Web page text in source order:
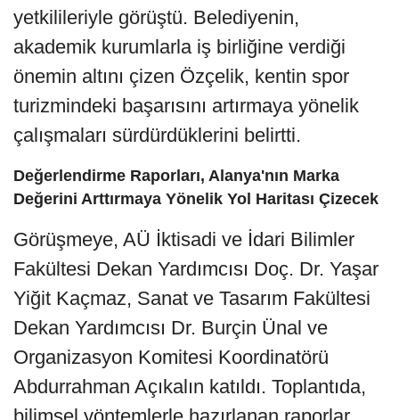
yetkilileriyle görüştü. Belediyenin,
akademik kurumlarla iş birliğine verdiği
önemin altını çizen Özçelik, kentin spor
turizmindeki başarısını artırmaya yönelik
çalışmaları sürdürdüklerini belirtti.
Değerlendirme Raporları, Alanya'nın Marka
Değerini Arttırmaya Yönelik Yol Haritası Çizecek
Görüşmeye, AÜ İktisadi ve İdari Bilimler
Fakültesi Dekan Yardımcısı Doç. Dr. Yaşar
Yiğit Kaçmaz, Sanat ve Tasarım Fakültesi
Dekan Yardımcısı Dr. Burçin Ünal ve
Organizasyon Komitesi Koordinatörü
Abdurrahman Açıkalın katıldı. Toplantıda,